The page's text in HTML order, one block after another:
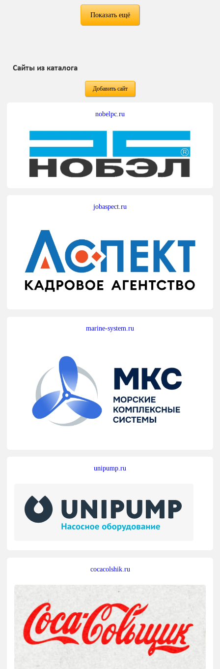
Показать ещё
Сайты из каталога
Добавить сайт
nobelpc.ru
jobaspect.ru
marine-system.ru
unipump.ru
cocacolshik.ru